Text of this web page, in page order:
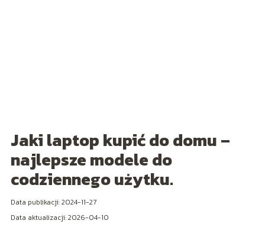
Jaki laptop kupić do domu –
najlepsze modele do
codziennego użytku.
Data publikacji: 2024-11-27
Data aktualizacji: 2026-04-10